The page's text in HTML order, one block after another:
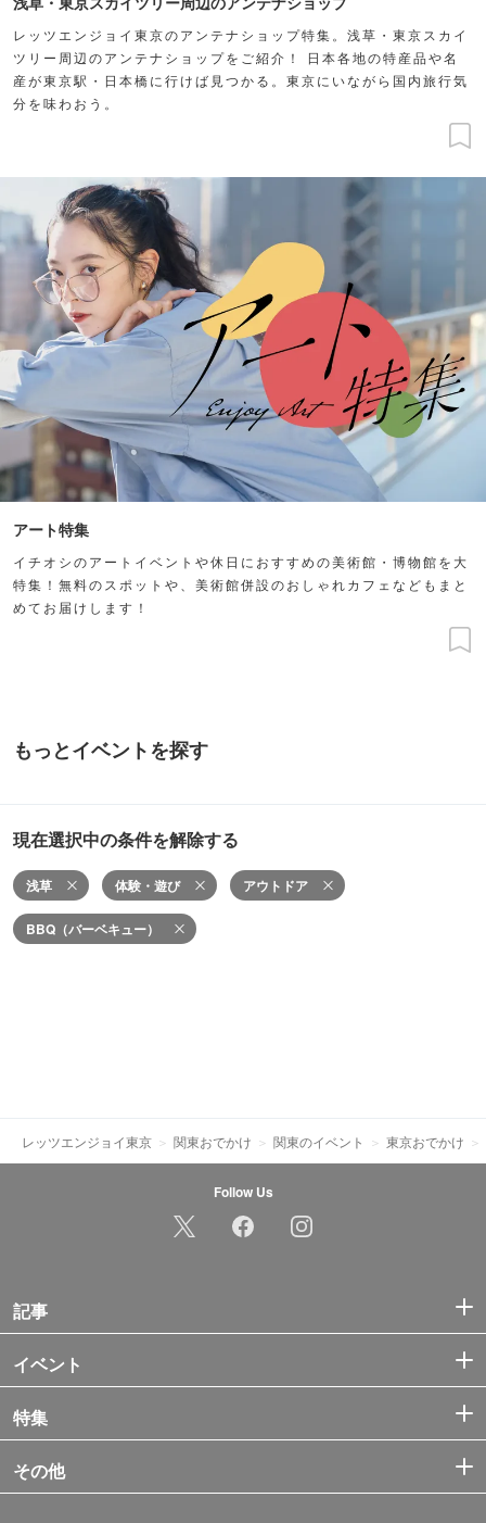
レッツエンジョイ東京のアンテナショップ特集。浅草・東京スカイ
ツリー周辺のアンテナショップをご紹介！ 日本各地の特産品や名
産が東京駅・日本橋に行けば見つかる。東京にいながら国内旅行気
分を味わおう。
アート特集
イチオシのアートイベントや休日におすすめの美術館・博物館を大
特集！無料のスポットや、美術館併設のおしゃれカフェなどもまと
めてお届けします！
もっとイベントを探す
現在選択中の条件を解除する
浅草 体験・遊び アウトドア
BBQ（バーベキュー）
レッツエンジョイ東京 関東おでかけ 関東のイベント 東京おでかけ
Follow Us
記事
イベント
特集
その他